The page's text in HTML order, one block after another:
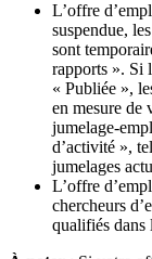
L’offre
suspendue,
sont
rapports ». Si
« Publiée »,
en mesure de
jumelage-
d’activité »,
jumelages
L’offre
chercheurs
qualifiés dans